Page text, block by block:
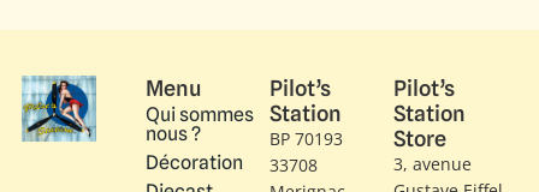
Menu
Qui sommes
nous ?
Décoration
Pilot’s
Station
BP 70193
33708
Pilot’s
Station
Store
3, avenue